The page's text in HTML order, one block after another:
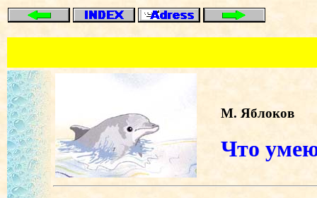
М. Яблоков
Что